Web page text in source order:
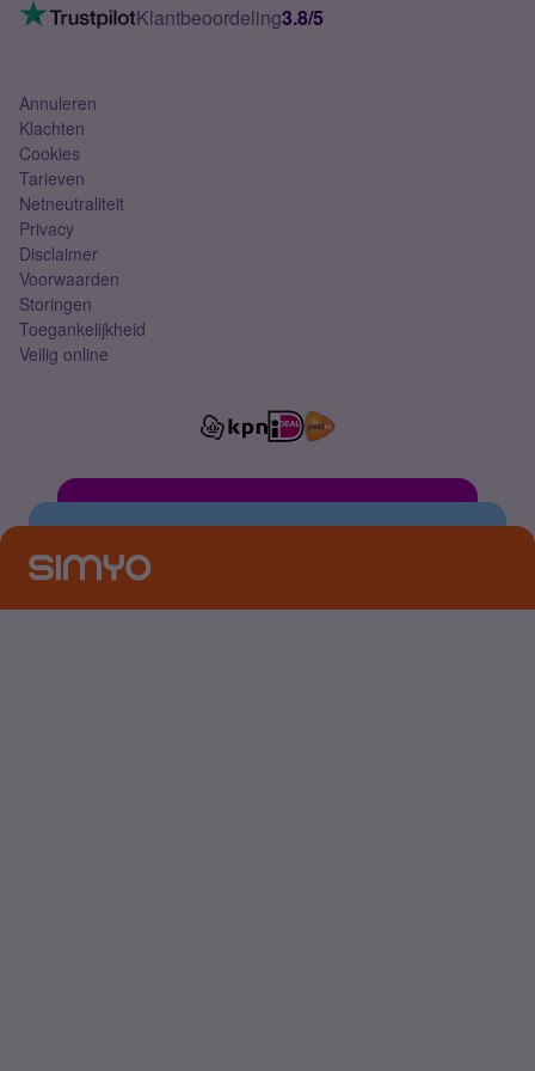
Mobiel abonnement
VoLTE 4G bellenKlantbeoordeling3.8/5
Annuleren
Klachten
Cookies
Tarieven
Netneutraliteit
Privacy
Disclaimer
Voorwaarden
Storingen
Toegankelijkheid
Veilig online